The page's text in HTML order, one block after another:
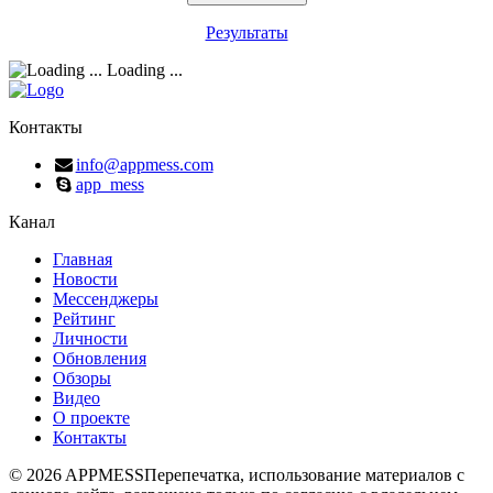
Результаты
Loading ...
Контакты
info@appmess.com
app_mess
Канал
Главная
Новости
Мессенджеры
Рейтинг
Личности
Обновления
Обзоры
Видео
О проекте
Контакты
© 2026 APPMESSПерепечатка, использование материалов с